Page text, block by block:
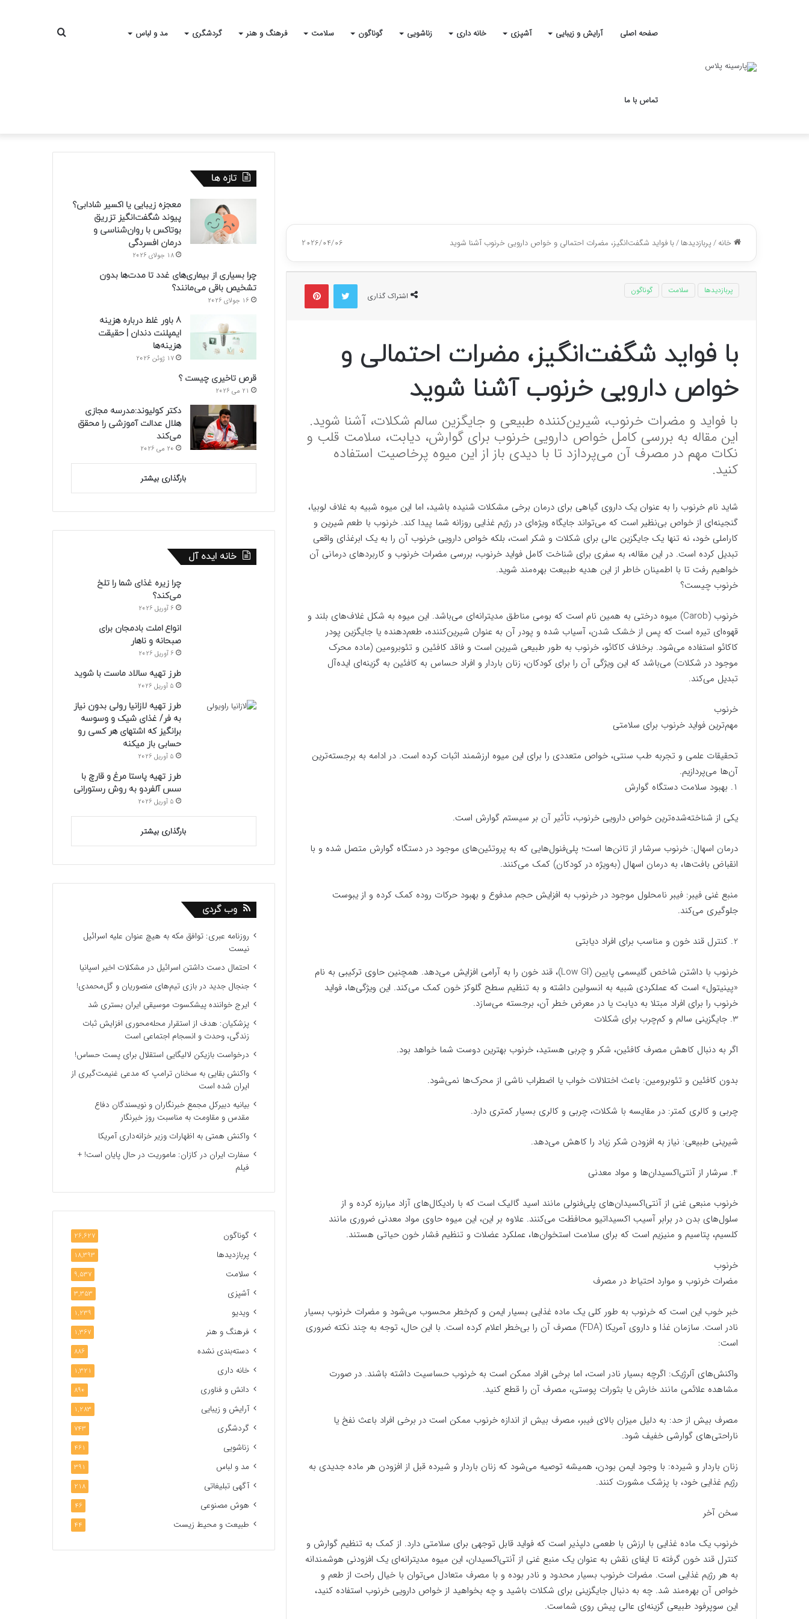
صفحه اصلی آرایش و زیبایی آشپزی خانه داری زناشویی گوناگون سلامت فرهنگ و هنر گردشگری مد و لباس
تماس با ما
جستجو
خانه/پربازدیدها/با فواید شگفت‌انگیز، مضرات احتمالی و خواص دارویی خرنوب آشنا شوید 2026/04/06
اشتراک گذاری
توییتر پینتریست
پربازدیدها سلامت گوناگون
با فواید شگفت‌انگیز، مضرات احتمالی و
خواص دارویی خرنوب آشنا شوید
با فواید و مضرات خرنوب، شیرین‌کننده طبیعی و جایگزین سالم شکلات، آشنا شوید.
این مقاله به بررسی کامل خواص دارویی خرنوب برای گوارش، دیابت، سلامت قلب و
نکات مهم در مصرف آن می‌پردازد تا با دیدی باز از این میوه پرخاصیت استفاده
کنید.
شاید نام خرنوب را به عنوان یک داروی گیاهی برای درمان برخی مشکلات شنیده باشید، اما این میوه شبیه به غلاف لوبیا،
گنجینه‌ای از خواص بی‌نظیر است که می‌تواند جایگاه ویژه‌ای در رژیم غذایی روزانه شما پیدا کند. خرنوب با طعم شیرین و
کاراملی خود، نه تنها یک جایگزین عالی برای شکلات و شکر است، بلکه خواص دارویی خرنوب آن را به یک ابرغذای واقعی
تبدیل کرده است. در این مقاله، به سفری برای شناخت کامل فواید خرنوب، بررسی مضرات خرنوب و کاربردهای درمانی آن
خواهیم رفت تا با اطمینان خاطر از این هدیه طبیعت بهره‌مند شوید.
خرنوب چیست؟
خرنوب (Carob) میوه درختی به همین نام است که بومی مناطق مدیترانه‌ای می‌باشد. این میوه به شکل غلاف‌های بلند و
قهوه‌ای تیره است که پس از خشک شدن، آسیاب شده و پودر آن به عنوان شیرین‌کننده، طعم‌دهنده یا جایگزین پودر
کاکائو استفاده می‌شود. برخلاف کاکائو، خرنوب به طور طبیعی شیرین است و فاقد کافئین و تئوبرومین (ماده محرک
موجود در شکلات) می‌باشد که این ویژگی آن را برای کودکان، زنان باردار و افراد حساس به کافئین به گزینه‌ای ایده‌آل
تبدیل می‌کند.
خرنوب
مهم‌ترین فواید خرنوب برای سلامتی
تحقیقات علمی و تجربه طب سنتی، خواص متعددی را برای این میوه ارزشمند اثبات کرده است. در ادامه به برجسته‌ترین
آن‌ها می‌پردازیم.
1. بهبود سلامت دستگاه گوارش
یکی از شناخته‌شده‌ترین خواص دارویی خرنوب، تأثیر آن بر سیستم گوارش است.
درمان اسهال: خرنوب سرشار از تانن‌ها است؛ پلی‌فنول‌هایی که به پروتئین‌های موجود در دستگاه گوارش متصل شده و با
انقباض بافت‌ها، به درمان اسهال (به‌ویژه در کودکان) کمک می‌کنند.
منبع غنی فیبر: فیبر نامحلول موجود در خرنوب به افزایش حجم مدفوع و بهبود حرکات روده کمک کرده و از یبوست
جلوگیری می‌کند.
2. کنترل قند خون و مناسب برای افراد دیابتی
خرنوب با داشتن شاخص گلیسمی پایین (Low GI)، قند خون را به آرامی افزایش می‌دهد. همچنین حاوی ترکیبی به نام
«پینیتول» است که عملکردی شبیه به انسولین داشته و به تنظیم سطح گلوکز خون کمک می‌کند. این ویژگی‌ها، فواید
خرنوب را برای افراد مبتلا به دیابت یا در معرض خطر آن، برجسته می‌سازد.
3. جایگزینی سالم و کم‌چرب برای شکلات
اگر به دنبال کاهش مصرف کافئین، شکر و چربی هستید، خرنوب بهترین دوست شما خواهد بود.
بدون کافئین و تئوبرومین: باعث اختلالات خواب یا اضطراب ناشی از محرک‌ها نمی‌شود.
چربی و کالری کمتر: در مقایسه با شکلات، چربی و کالری بسیار کمتری دارد.
شیرینی طبیعی: نیاز به افزودن شکر زیاد را کاهش می‌دهد.
4. سرشار از آنتی‌اکسیدان‌ها و مواد معدنی
خرنوب منبعی غنی از آنتی‌اکسیدان‌های پلی‌فنولی مانند اسید گالیک است که با رادیکال‌های آزاد مبارزه کرده و از
سلول‌های بدن در برابر آسیب اکسیداتیو محافظت می‌کنند. علاوه بر این، این میوه حاوی مواد معدنی ضروری مانند
کلسیم، پتاسیم و منیزیم است که برای سلامت استخوان‌ها، عملکرد عضلات و تنظیم فشار خون حیاتی هستند.
خرنوب
مضرات خرنوب و موارد احتیاط در مصرف
خبر خوب این است که خرنوب به طور کلی یک ماده غذایی بسیار ایمن و کم‌خطر محسوب می‌شود و مضرات خرنوب بسیار
نادر است. سازمان غذا و داروی آمریکا (FDA) مصرف آن را بی‌خطر اعلام کرده است. با این حال، توجه به چند نکته ضروری
است:
واکنش‌های آلرژیک: اگرچه بسیار نادر است، اما برخی افراد ممکن است به خرنوب حساسیت داشته باشند. در صورت
مشاهده علائمی مانند خارش یا بثورات پوستی، مصرف آن را قطع کنید.
مصرف بیش از حد: به دلیل میزان بالای فیبر، مصرف بیش از اندازه خرنوب ممکن است در برخی افراد باعث نفخ یا
ناراحتی‌های گوارشی خفیف شود.
زنان باردار و شیرده: با وجود ایمن بودن، همیشه توصیه می‌شود که زنان باردار و شیرده قبل از افزودن هر ماده جدیدی به
رژیم غذایی خود، با پزشک مشورت کنند.
سخن آخر
خرنوب یک ماده غذایی با ارزش با طعمی دلپذیر است که فواید قابل توجهی برای سلامتی دارد. از کمک به تنظیم گوارش و
کنترل قند خون گرفته تا ایفای نقش به عنوان یک منبع غنی از آنتی‌اکسیدان، این میوه مدیترانه‌ای یک افزودنی هوشمندانه
به هر رژیم غذایی است. مضرات خرنوب بسیار محدود و نادر بوده و با مصرف متعادل می‌توان با خیال راحت از طعم و
خواص آن بهره‌مند شد. چه به دنبال جایگزینی برای شکلات باشید و چه بخواهید از خواص دارویی خرنوب استفاده کنید،
این سوپرفود طبیعی گزینه‌ای عالی پیش روی شماست.
تازه ها
معجزه زیبایی یا اکسیر شادابی؟
پیوند شگفت‌انگیز تزریق
بوتاکس با روان‌شناسی و
درمان افسردگی
18 جولای 2026
چرا بسیاری از بیماری‌های غدد تا مدت‌ها بدون
تشخیص باقی می‌مانند؟
16 جولای 2026
8 باور غلط درباره هزینه
ایمپلنت دندان | حقیقت
هزینه‌ها
17 ژوئن 2026
قرص تاخیری چیست ؟
21 می 2026
دکتر کولیوند:مدرسه مجازی
هلال عدالت آموزشی را محقق
می‌کند
20 می 2026
بارگذاری بیشتر
خانه ایده آل
چرا زیره غذای شما را تلخ
می‌کند؟
6 آوریل 2026
انواع املت بادمجان برای
صبحانه و ناهار
6 آوریل 2026
طرز تهیه سالاد ماست با شوید
5 آوریل 2026
طرز تهیه لازانیا رولی بدون نیاز
به فر/ غذای شیک و وسوسه
برانگیز که اشتهای هر کسی رو
حسابی باز میکنه
5 آوریل 2026
طرز تهیه پاستا مرغ و قارچ با
سس آلفردو به روش رستورانی
5 آوریل 2026
بارگذاری بیشتر
وب گردی
روزنامه عبری: توافق مکه به هیچ عنوان علیه اسرائیل
نیست
احتمال دست داشتن اسرائیل در مشکلات اخیر اسپانیا
جنجال جدید در بازی تیم‌های منصوریان و گل‌محمدی!
ایرج خواننده پیشکسوت موسیقی ایران بستری شد
پزشکیان: هدف از استقرار محله‌محوری افزایش ثبات
زندگی، وحدت و انسجام اجتماعی است
درخواست بازیکن لالیگایی استقلال برای پست حساس!
واکنش بقایی به سخنان ترامپ که مدعی غنیمت‌گیری از
ایران شده است
بیانیه دبیرکل مجمع خبرنگاران و نویسندگان دفاع
مقدس و مقاومت به مناسبت روز خبرنگار
واکنش همتی به اظهارات وزیر خزانه‌داری آمریکا
سفارت ایران در کازان: ماموریت در حال پایان است! +
فیلم
گوناگون 26,627
پربازدیدها 18,393
سلامت 9,537
آشپزی 3,353
ویدیو 1,239
فرهنگ و هنر 1,367
دسته‌بندی نشده 886
خانه داری 1,321
دانش و فناوری 890
آرایش و زیبایی 1,283
گردشگری 743
زناشویی 461
مد و لباس 391
آگهی تبلیغاتی 218
هوش مصنوعی 46
طبیعت و محیط زیست 44